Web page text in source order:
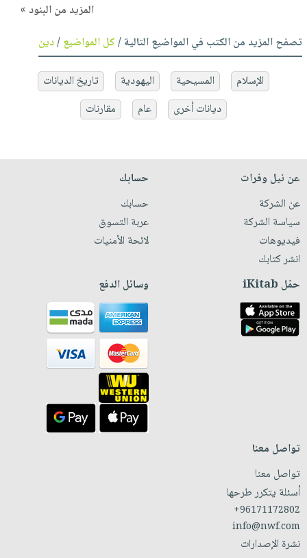
المزيد من البنود »
تصفح المزيد من الكتب في المواضيع التالية /كل المواضيع/دين
الإسلام المسيحية اليهودية
تاريخ الديانات
ديانات أخرى
عام مقارنات
عن نيل وفرات
عن الشركة
سياسة الشركة
فيديوهات
انشر كتابك
حسابك
حسابك
عربة التسوق
لائحة الأمنيات
حمّل iKitab وسائل الدفع
تواصل معنا
تواصل معنا
أسئلة يتكرر طرحها
+96171172802
info@nwf.com
نشرة الإصدارات